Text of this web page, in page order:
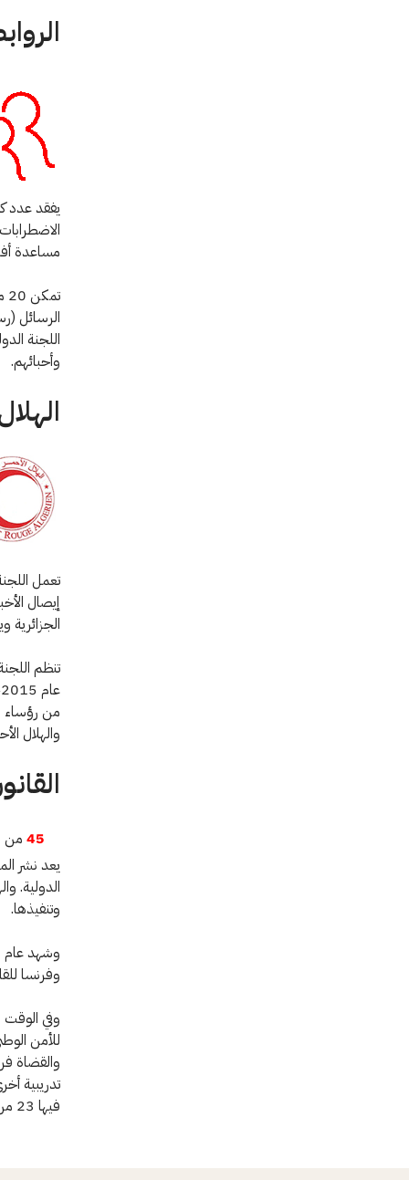
يفقد عدد
مساعدة
الرسائل
وأحبائهم.
تعمل
إيصال
تنظم
من رؤساء
والهلال
45 من
يعد نشر
الدولية.
وتنفيذها.
وفرنسا
وفي الوقت
والقضاة
تدريبية
فيها 23 من القضاة المكلفين بالإشراف على معاملة المحتجزين وظروف احتجازهم.